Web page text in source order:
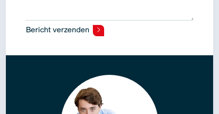
Bericht verzenden